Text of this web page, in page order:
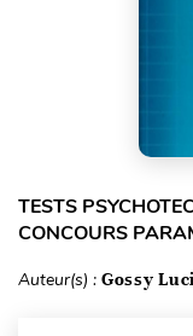
TESTS
CONCOURS
Auteur(s) : Gossy